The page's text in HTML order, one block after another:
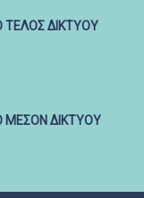
ΔΙΚΤΥΟΥ
ΜΕΣΟΝ ΔΙΚΤΥΟΥ